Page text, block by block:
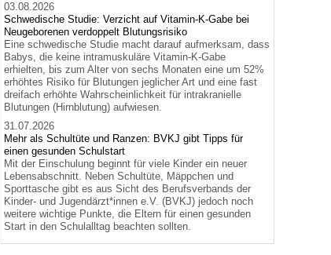
03.08.2026
Schwedische Studie: Verzicht auf Vitamin-K-Gabe bei
Neugeborenen verdoppelt Blutungsrisiko
Eine schwedische Studie macht darauf aufmerksam, dass
Babys, die keine intramuskuläre Vitamin-K-Gabe
erhielten, bis zum Alter von sechs Monaten eine um 52%
erhöhtes Risiko für Blutungen jeglicher Art und eine fast
dreifach erhöhte Wahrscheinlichkeit für intrakranielle
Blutungen (Hirnblutung) aufwiesen.
31.07.2026
Mehr als Schultüte und Ranzen: BVKJ gibt Tipps für
einen gesunden Schulstart
Mit der Einschulung beginnt für viele Kinder ein neuer
Lebensabschnitt. Neben Schultüte, Mäppchen und
Sporttasche gibt es aus Sicht des Berufsverbands der
Kinder- und Jugendärzt*innen e.V. (BVKJ) jedoch noch
weitere wichtige Punkte, die Eltern für einen gesunden
Start in den Schulalltag beachten sollten.